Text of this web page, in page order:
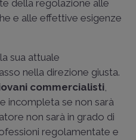
della regolazione alle
e alle effettive esigenze
sua attuale
nella direzione giusta.
commercialisti,
incompleta se non sarà
non sarà in grado di
regolamentate e